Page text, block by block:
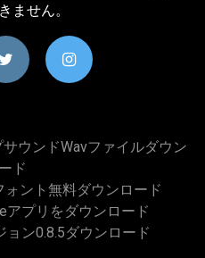
ません。
ウンドwavファイルダウン
ド
ント無料ダウンロード
アプリをダウンロード
ョン0.8.5ダウンロード